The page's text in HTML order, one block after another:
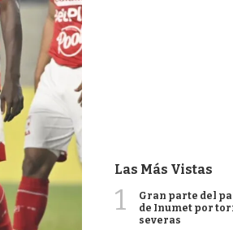
Las Más Vistas
1
Gran parte del
de Inumet por
severas